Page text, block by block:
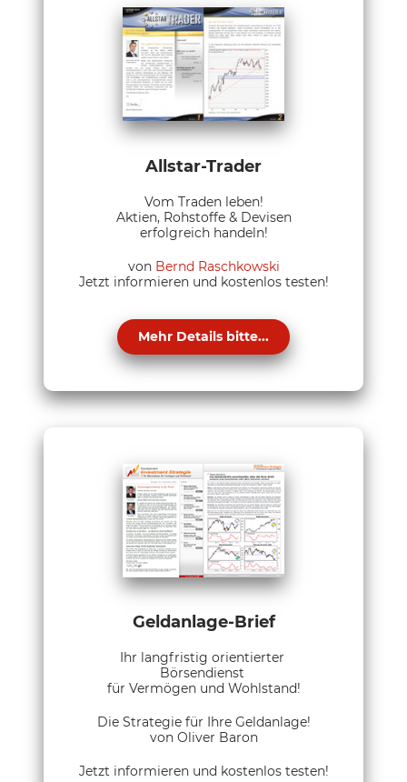
Allstar-Trader
Vom Traden leben!
Aktien, Rohstoffe & Devisen
erfolgreich handeln!
von Bernd Raschkowski
Jetzt informieren und kostenlos testen!
Mehr Details bitte...
Geldanlage-Brief
Ihr langfristig orientierter
Börsendienst
für Vermögen und Wohlstand!
Die Strategie für Ihre Geldanlage!
von Oliver Baron
Jetzt informieren und kostenlos testen!